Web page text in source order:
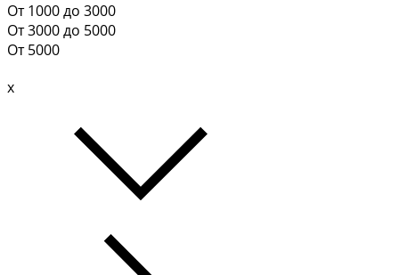
От 1000 до 3000
От 3000 до 5000
От 5000
x